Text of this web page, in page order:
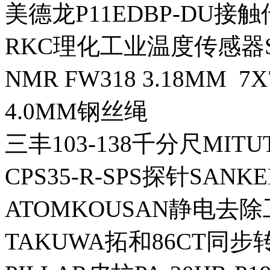
美德龙P11EDBP-DU接
RKC理化工业温度传感器
NMR FW318 3.18MM
4.0MM钢丝绳
三丰103-138千分尺
CPS35-R-SPS探针
ATOMKOUSAN静电去除
TAKUWA拓和86CT同步